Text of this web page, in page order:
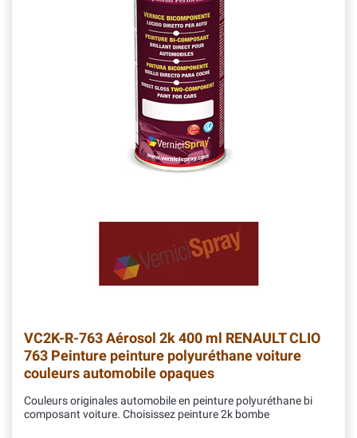
VC2K-R-763Aérosol 2k 400 ml RENAULT CLIO
763 Peinture peinture polyuréthane voiture
couleurs automobile opaques
Couleurs originales automobile en peinture polyuréthane bi
composant voiture. Choisissez peinture 2k bombe